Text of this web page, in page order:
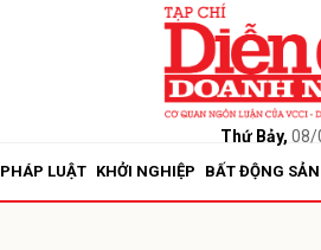
Thứ Bảy, 08/
PHÁP LUẬT KHỞI NGHIỆP BẤT ĐỘNG SẢN